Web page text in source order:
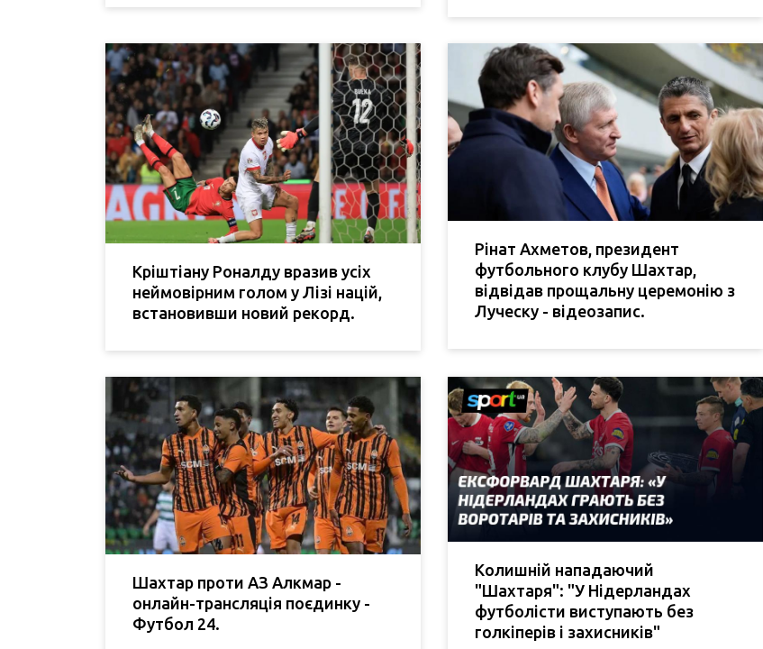
Кріштіану Роналду вразив усіх
неймовірним голом у Лізі націй,
встановивши новий рекорд.
Рінат Ахметов, президент
футбольного клубу Шахтар,
відвідав прощальну церемонію з
Луческу - відеозапис.
Шахтар проти АЗ Алкмар -
онлайн-трансляція поєдинку -
Футбол 24.
Колишній нападаючий
"Шахтаря": "У Нідерландах
футболісти виступають без
голкіперів і захисників"